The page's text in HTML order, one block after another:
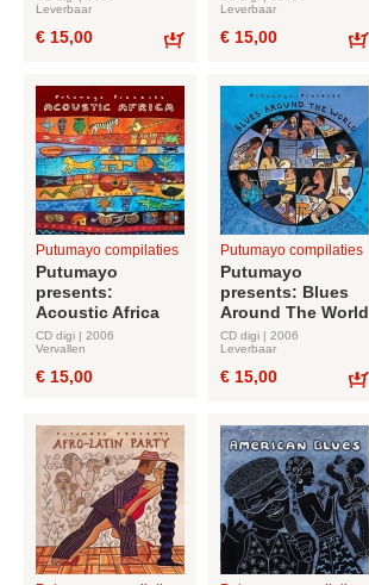
Leverbaar
€ 15,00
Leverbaar
€ 15,00
Putumayo compilaties
Putumayo
presents:
Acoustic Africa
CD digi | 2006
Vervallen
€ 15,00
Putumayo compilaties
Putumayo
presents: Blues
Around The World
CD digi | 2006
Leverbaar
€ 15,00